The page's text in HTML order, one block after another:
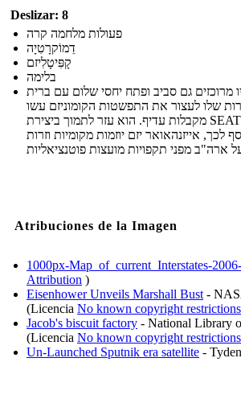
Deslizar: 8
פעולות מלחמה קרה
דֵמוֹקרָטִיָה
קָפִּיטָלִיזם
בלימה
מרוכזים גם סביב ופתח יחסי שלום עם ברית
שלו לעצור את התפשטות הקומוניזם עשו
מקבלות עדיף. הוא עזר לתמוך ביצירת SEATO, אשר נשבע סיוע כדי למנוע
לכך, אייזנהאואר יזם יוזמות מקומיות וזרות
Atribuciones de la Imagen
1000px-Map_of_current_Interstates-
Attribution )
Eisenhower Unveils Marshall Bust -
(Licencia No known copyright restrictions
Jacob's biscuit factory - National Library
(Licencia No known copyright restrictions
Un-Launched Sputnik era satellite -